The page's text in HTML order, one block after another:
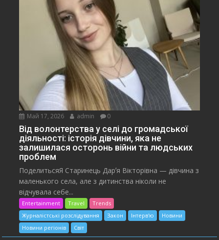
Май 17, 2026 admin 0
Від волонтерства у селі до громадської
діяльності: історія дівчини, яка не
залишилася осторонь війни та людських
проблем
ПоделитьсяЯ Старинець Дарʼя Вікторівна — дівчина з
маленького села, але з дитинства ніколи не
відчувала себе...
Entertainment Travel
Trends
Журналістські розслідування
Закон Інтерв'ю
Новини
Новини регіонів
Світ